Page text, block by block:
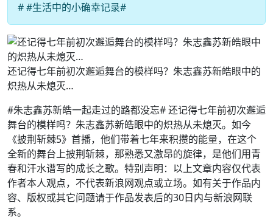
# #生活中的小确幸记录#
还记得七年前初次邂逅舞台的模样吗？朱志鑫苏新皓眼中的
炽热从未熄灭…
#朱志鑫苏新皓一起走过的路都没忘# 还记得七年前初次邂逅
舞台的模样吗？朱志鑫苏新皓眼中的炽热从未熄灭。如今
《披荆斩棘5》首播，他们带着七年来积攒的能量，在这个
全新的舞台上披荆斩棘，那熟悉又激昂的旋律，是他们用青
春和汗水谱写的成长之歌。特别声明：以上文章内容仅代表
作者本人观点，不代表新浪网观点或立场。如有关于作品内
容、版权或其它问题请于作品发表后的30日内与新浪网联
系。